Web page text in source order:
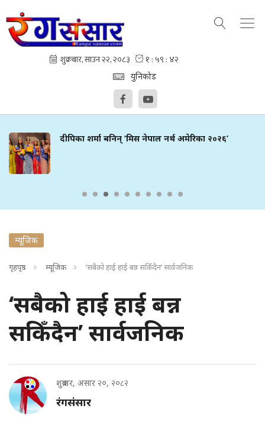
युनिकोड
दीपिका शर्मा बनिन् ‘मिस नेपाल नर्थ अमेरिका २०२६’
म्यूजिक
गृहपृष्ठ म्यूजिक ‘सबैको हाई हाई बन्न सकिँदैन’ सार्वजनिक
‘सबैको हाई हाई बन्न
सकिँदैन’ सार्वजनिक
शुक्रबार, असार २०, २०८२
रंगसंसार